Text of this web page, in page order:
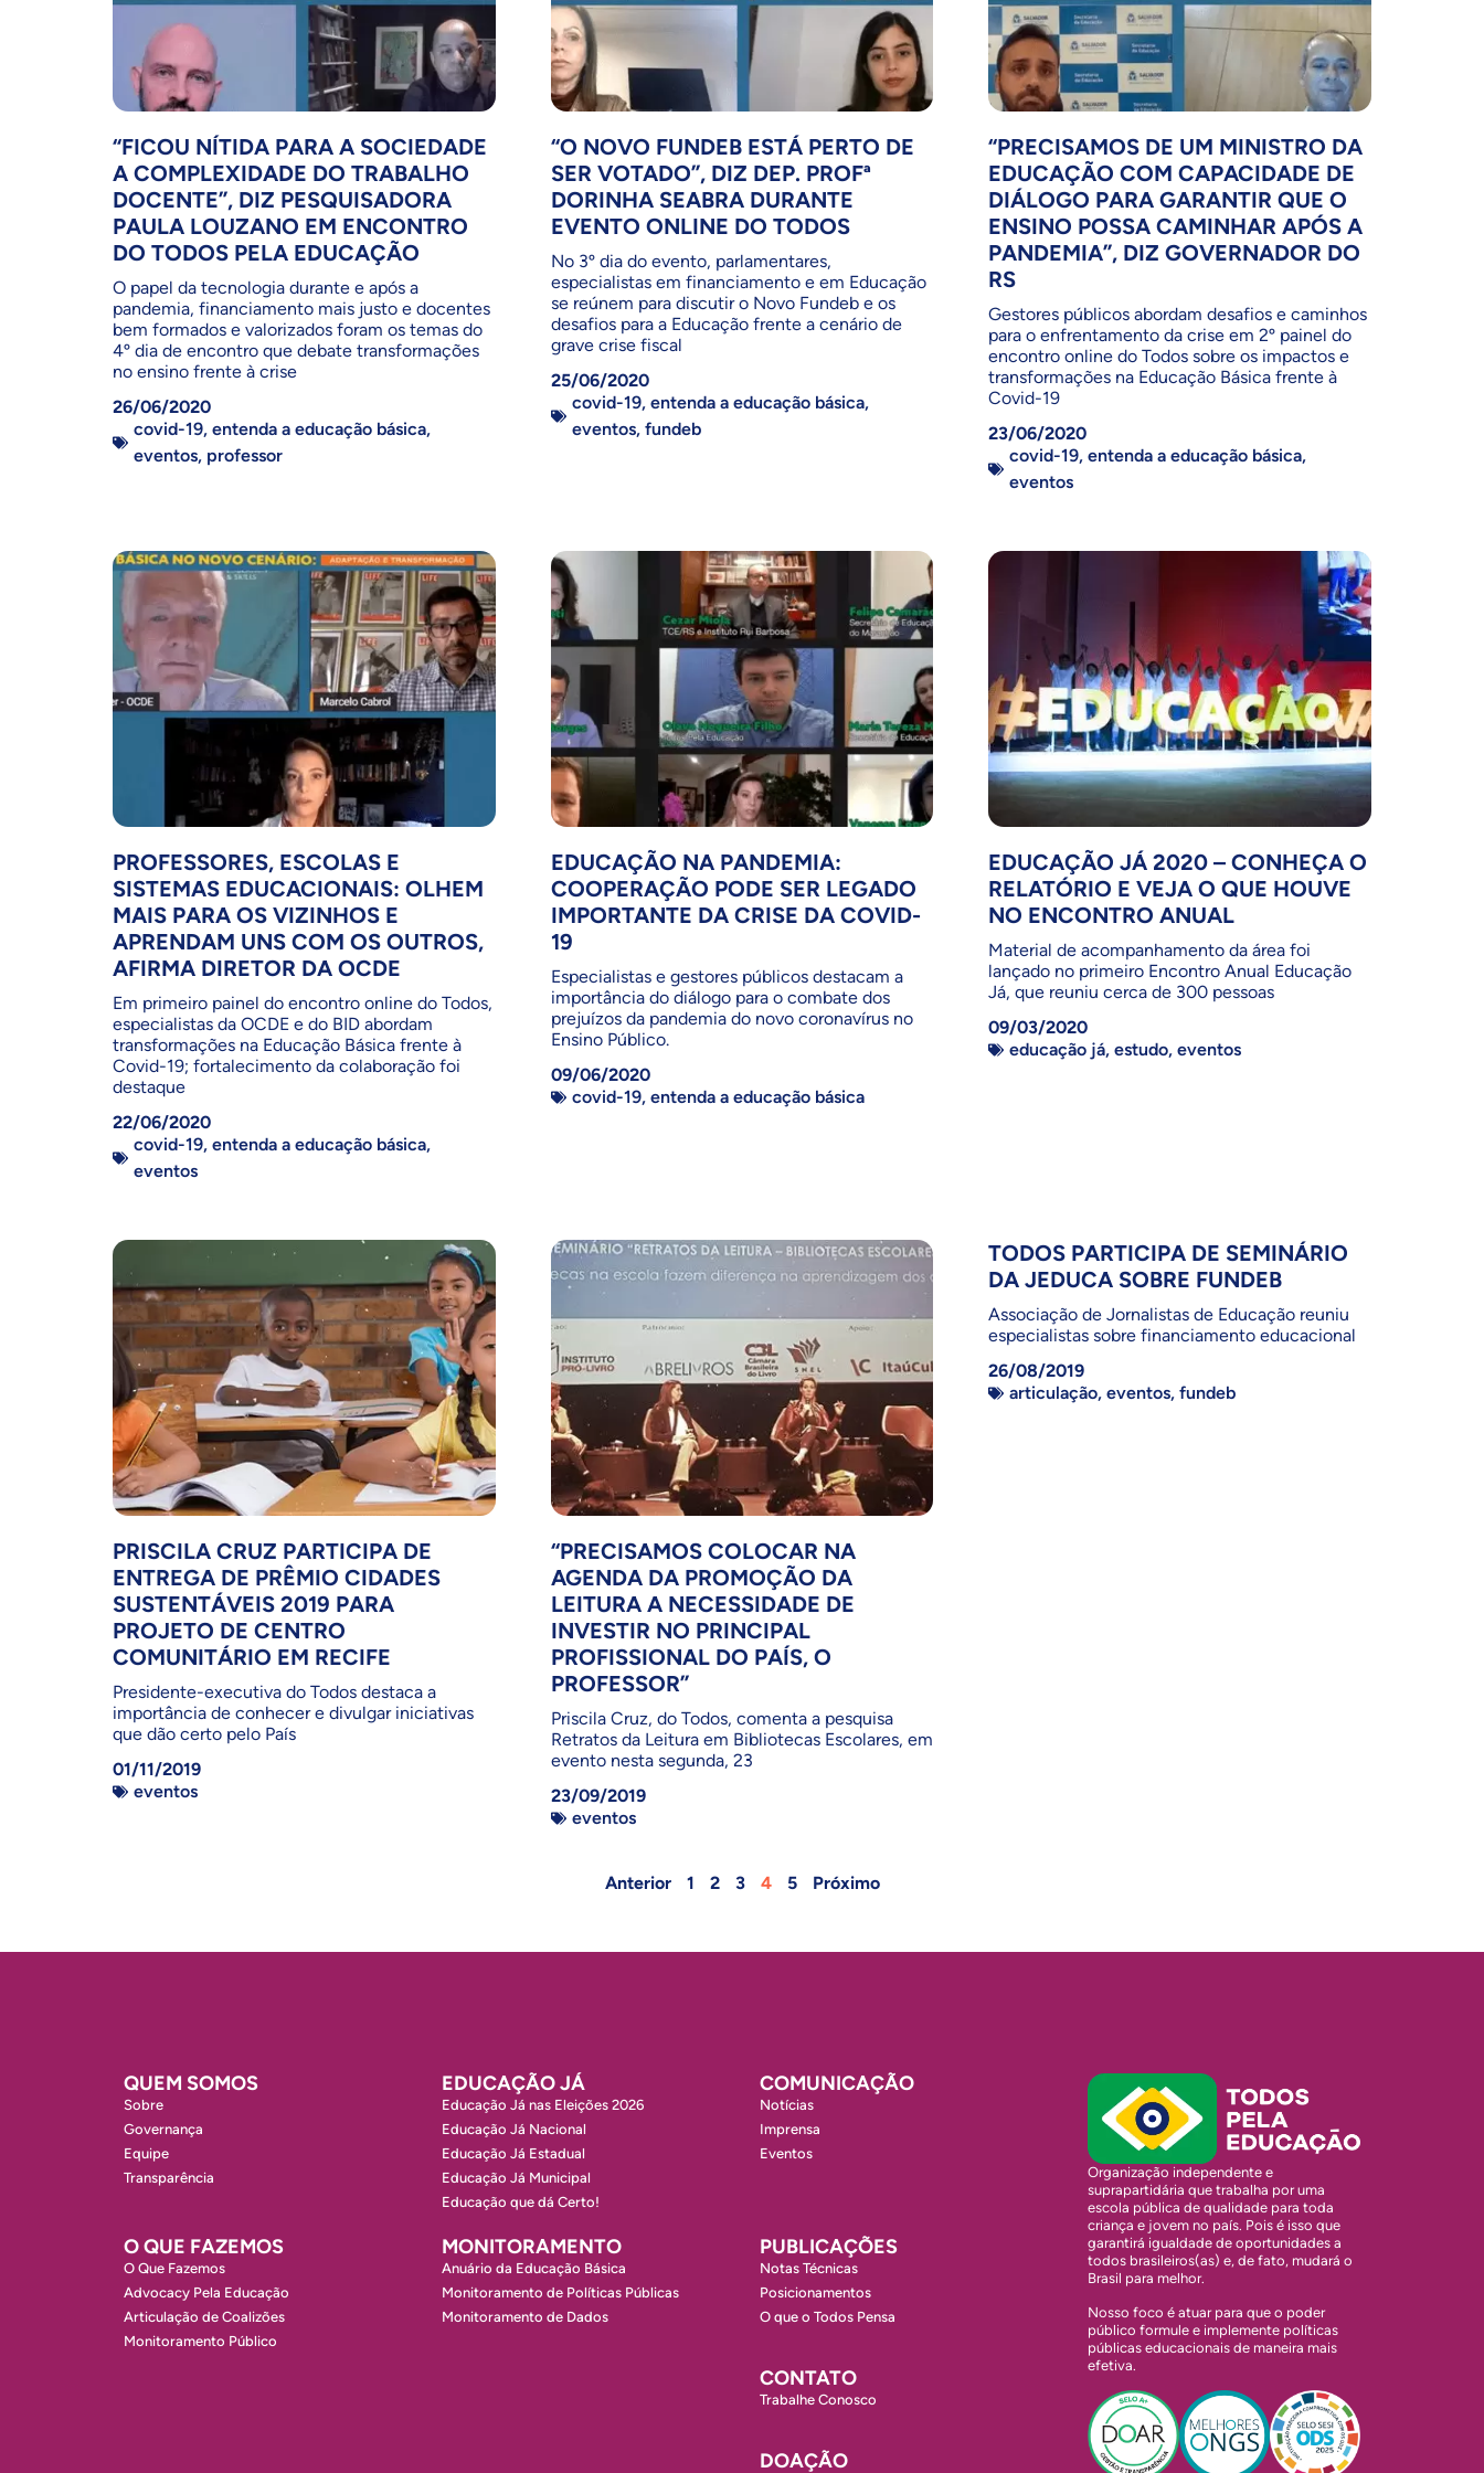
“FICOU NÍTIDA PARA A SOCIEDADE
A COMPLEXIDADE DO TRABALHO
DOCENTE”, DIZ PESQUISADORA
PAULA LOUZANO EM ENCONTRO
DO TODOS PELA EDUCAÇÃO
O papel da tecnologia durante e após a
pandemia, financiamento mais justo e docentes
bem formados e valorizados foram os temas do
4º dia de encontro que debate transformações
no ensino frente à crise
26/06/2020
covid-19, entenda a educação básica,
eventos, professor
“O NOVO FUNDEB ESTÁ PERTO DE
SER VOTADO”, DIZ DEP. PROFª
DORINHA SEABRA DURANTE
EVENTO ONLINE DO TODOS
No 3º dia do evento, parlamentares,
especialistas em financiamento e em Educação
se reúnem para discutir o Novo Fundeb e os
desafios para a Educação frente a cenário de
grave crise fiscal
25/06/2020
covid-19, entenda a educação básica,
eventos, fundeb
“PRECISAMOS DE UM MINISTRO DA
EDUCAÇÃO COM CAPACIDADE DE
DIÁLOGO PARA GARANTIR QUE O
ENSINO POSSA CAMINHAR APÓS A
PANDEMIA”, DIZ GOVERNADOR DO
RS
Gestores públicos abordam desafios e caminhos
para o enfrentamento da crise em 2º painel do
encontro online do Todos sobre os impactos e
transformações na Educação Básica frente à
Covid-19
23/06/2020
covid-19,entenda a educação básica,
eventos
PROFESSORES, ESCOLAS E
SISTEMAS EDUCACIONAIS: OLHEM
MAIS PARA OS VIZINHOS E
APRENDAM UNS COM OS OUTROS,
AFIRMA DIRETOR DA OCDE
Em primeiro painel do encontro online do Todos,
especialistas da OCDE e do BID abordam
transformações na Educação Básica frente à
Covid-19; fortalecimento da colaboração foi
destaque
22/06/2020
covid-19, entenda a educação básica,
eventos
EDUCAÇÃO NA PANDEMIA:
COOPERAÇÃO PODE SER LEGADO
IMPORTANTE DA CRISE DA COVID-
19
Especialistas e gestores públicos destacam a
importância do diálogo para o combate dos
prejuízos da pandemia do novo coronavírus no
Ensino Público.
09/06/2020
covid-19, entenda a educação básica
EDUCAÇÃO JÁ 2020 – CONHEÇA O
RELATÓRIO E VEJA O QUE HOUVE
NO ENCONTRO ANUAL
Material de acompanhamento da área foi
lançado no primeiro Encontro Anual Educação
Já, que reuniu cerca de 300 pessoas
09/03/2020
educação já,estudo,eventos
PRISCILA CRUZ PARTICIPA DE
ENTREGA DE PRÊMIO CIDADES
SUSTENTÁVEIS 2019 PARA
PROJETO DE CENTRO
COMUNITÁRIO EM RECIFE
Presidente-executiva do Todos destaca a
importância de conhecer e divulgar iniciativas
que dão certo pelo País
01/11/2019
eventos
“PRECISAMOS COLOCAR NA
AGENDA DA PROMOÇÃO DA
LEITURA A NECESSIDADE DE
INVESTIR NO PRINCIPAL
PROFISSIONAL DO PAÍS, O
PROFESSOR”
Priscila Cruz, do Todos, comenta a pesquisa
Retratos da Leitura em Bibliotecas Escolares, em
evento nesta segunda, 23
23/09/2019
eventos
TODOS PARTICIPA DE SEMINÁRIO
DA JEDUCA SOBRE FUNDEB
Associação de Jornalistas de Educação reuniu
especialistas sobre financiamento educacional
26/08/2019
articulação,eventos,fundeb
Anterior 1 2 3 4 5 Próximo
QUEM SOMOS
Sobre
Governança
Equipe
Transparência
EDUCAÇÃO JÁ
Educação Já nas Eleições 2026
Educação Já Nacional
Educação Já Estadual
Educação Já Municipal
Educação que dá Certo!
COMUNICAÇÃO
Notícias
Imprensa
Eventos
O QUE FAZEMOS
O Que Fazemos
Advocacy Pela Educação
Articulação de Coalizões
Monitoramento Público
MONITORAMENTO
Anuário da Educação Básica
Monitoramento de Políticas Públicas
Monitoramento de Dados
PUBLICAÇÕES
Notas Técnicas
Posicionamentos
O que o Todos Pensa
CONTATO
Trabalhe Conosco
DOAÇÃO
Organização independente e
suprapartidária que trabalha por uma
escola pública de qualidade para toda
criança e jovem no país. Pois é isso que
garantirá igualdade de oportunidades a
todos brasileiros(as) e, de fato, mudará o
Brasil para melhor.
Nosso foco é atuar para que o poder
público formule e implemente políticas
públicas educacionais de maneira mais
efetiva.